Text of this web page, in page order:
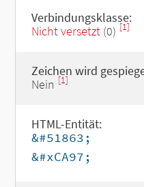
Verbindungsklasse:
Nicht versetzt(0) [1]
Zeichen wird
Nein [1]
HTML-Entität:
&#51863;
&#xCA97;